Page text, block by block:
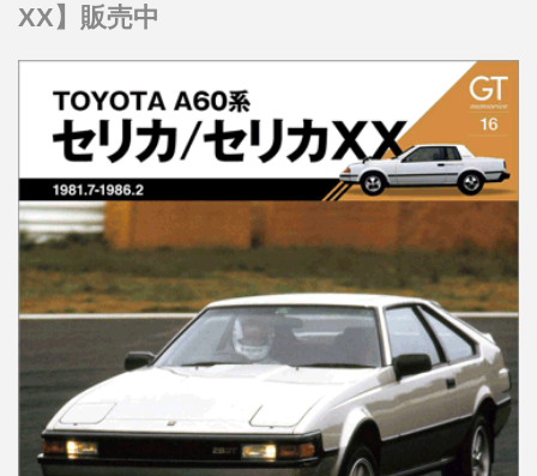
XX】販売中